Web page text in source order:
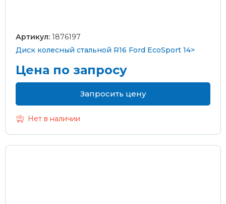
Артикул: 1876197
Диск колесный стальной R16 Ford EcoSport 14>
Цена по запросу
Запросить цену
Нет в наличии